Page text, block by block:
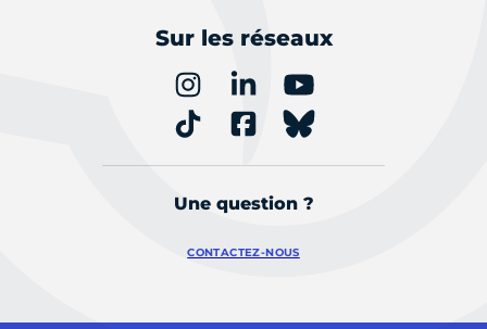
Sur les réseaux
Une question ?
CONTACTEZ-NOUS